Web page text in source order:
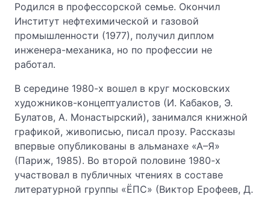
Родился в профессорской семье. Окончил
Институт нефтехимической и газовой
промышленности (1977), получил диплом
инженера-механика, но по профессии не
работал.
В середине 1980-х вошел в круг московских
художников-концептуалистов (И. Кабаков, Э.
Булатов, А. Монастырский), занимался книжной
графикой, живописью, писал прозу. Рассказы
впервые опубликованы в альманахе «А–Я»
(Париж, 1985). Во второй половине 1980-х
участвовал в публичных чтениях в составе
литературной группы «ЁПС» (Виктор Ерофеев, Д.